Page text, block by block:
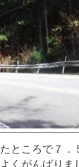
ところで７．
くがんばりま